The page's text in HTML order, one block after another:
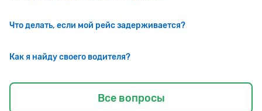
Что делать, если мой рейс задерживается?
Как я найду своего водителя?
Все вопросы